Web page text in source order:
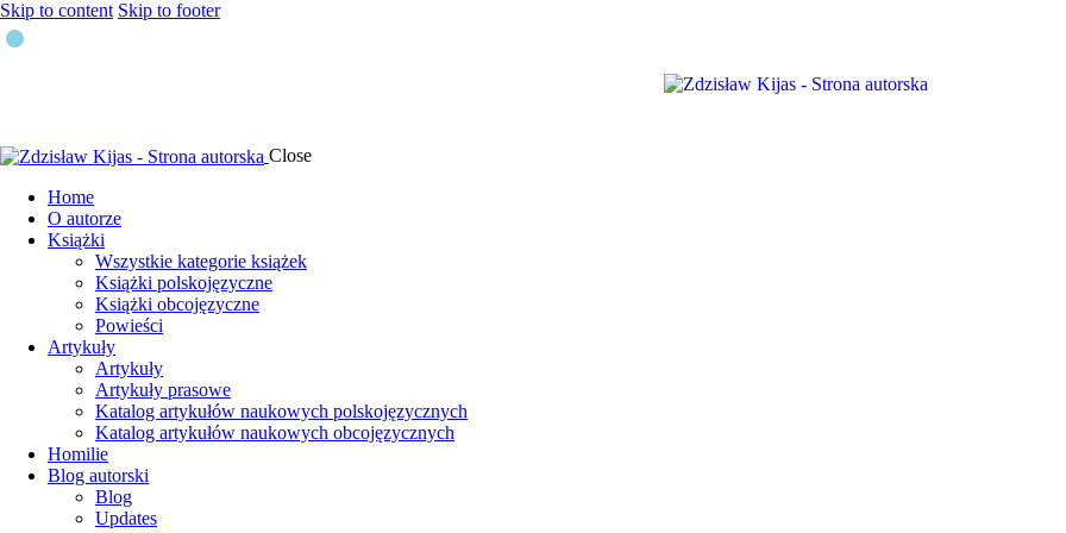
Skip to content Skip to footer
Close
Home
O autorze
Książki
Wszystkie kategorie książek
Książki polskojęzyczne
Książki obcojęzyczne
Powieści
Artykuły
Artykuły
Artykuły prasowe
Katalog artykułów naukowych polskojęzycznych
Katalog artykułów naukowych obcojęzycznych
Homilie
Blog autorski
Blog
Updates